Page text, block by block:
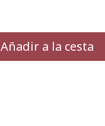
Añadir a la cesta